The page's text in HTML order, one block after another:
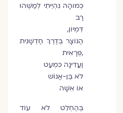
כְּמוהָהּ נִהְיֵיתִי לְמַשֶּׁהוּ
רַב
דִּמְיוֹן,
הַנּוֹצָר בְּדֶרֶךְ חַדְשָׁנִית
,פְּרָאִית
וַעֲדִינָה כִּמְעַט
לֹא בֶּן-אֱנוֹשׁ
אוֹ אִשָּׁה
בְּהֶחְלֵט לֹא עוֹד